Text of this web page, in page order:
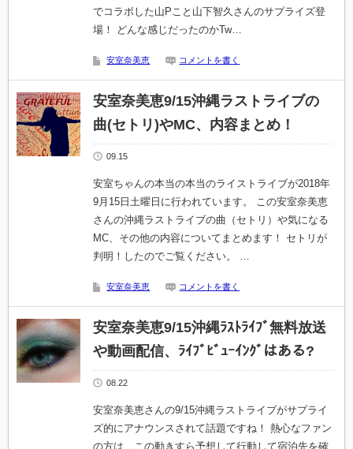
でコラボした山Pこと山下智久さんのサプライズ登
場！ どんな感じだったのかTw…
安室奈美恵 コメントを書く
安室奈美恵9/15沖縄ラストライブの
曲(セトリ)やMC、内容まとめ！
09.15
安室ちゃんの本当の本当のライストライブが2018年
9月15日土曜日に行われています。 この安室奈美恵
さんの沖縄ラストライブの曲（セトリ）や気になる
MC、その他の内容についてまとめます！ セトリが
判明！したのでご覧ください。 …
安室奈美恵 コメントを書く
安室奈美恵9/15沖縄ﾗｽﾄﾗｲﾌﾞ無料放送
や動画配信、ﾗｲﾌﾞﾋﾞｭｰｲﾝｸﾞはある?
08.22
安室奈美恵さんの9/15沖縄ラストライブがサプライ
ズ的にアナウンスされて話題ですね！ 熱心なファン
の方は、この動きすら予想して行動して宿泊先を確